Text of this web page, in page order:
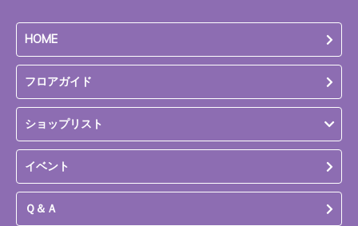
HOME
フロアガイド
ショップリスト
イベント
Ｑ＆Ａ